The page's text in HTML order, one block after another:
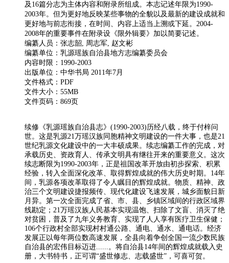
及16篇分志为主体内容和附录所组成。本志记述年限为1990-
2003年。但为更好地反映某些事物的全貌以及最新的建设成就和
更好地与前志衔接，在时间、内容上适当上溯或下延。2004-
2008年的重要事件在附录设《限外辑要》加以简要记述。
编纂人员：张志韶, 周志军, 赵文彬
编纂单位：乳源瑶族自治县地方志编纂委员会
内容时限：1990-2003
出版单位：中华书局 2011年7月
文件格式：PDF
文件大小：55MB
文件页码：869页
续修《乳源瑶族自治县志》(1990-2003)历经八载，终于付梓问
世。这是乳源21万瑶汉族同胞精神文明建设的一件大事，也是21
世纪乳源文化建设中的一大丰硕成果。续志编纂工作的完成，对
承载历史、资政育人、传承文明具有继往开来的重要意义。这次
续志断限为1990-2003年，正是祖国改革开放由初步探索、积累
经验，转入全面深化改革、取得辉煌成就的伟大历史时期。14年
间，乳源各项改革取得了令人瞩目的辉煌成就。物质、精神、政
治三个文明建设捷报频传、现代化建设飞速发展，城乡面貌日新
月异。第一次全面完成了省、市、县、乡镇区域间的行政区域界
线勘定；21万瑶汉族人民基本实现温饱、扫除了文盲、消灭了绝
对贫困，普及了九年义务教育、实现了人人享有医疗卫生保健；
106个行政村全部实现村村通公路、通电、通水、通电话。经济
发展正以每年两位数高速发展，全县向着争创全国一流少数民族
自治县的宏伟目标迈进......。将自治县14年间的辉煌成就载入史
册，大书特书，正可谓“盛世修志、志载盛世”，可喜可贺。